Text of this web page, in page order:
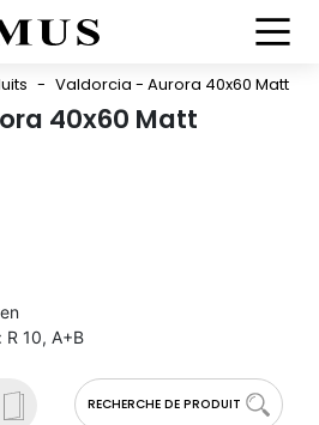
- Valdorcia - Aurora 40x60 Matt
40x60 Matt
RECHERCHE DE PRODUIT
R 10, A+B